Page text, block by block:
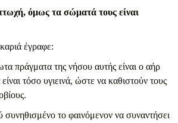
όμως τα σώματά τους είναι
έγραφε:
πράγματα της νήσου αυτής είναι ο αήρ
τόσο υγιεινά, ώστε να καθιστούν τους
συνηθισμένο το φαινόμενον να συναντήσει